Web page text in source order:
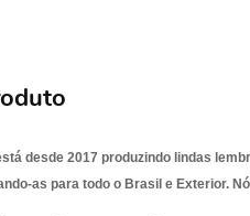
desde 2017 produzindo lindas
as para todo o Brasil e Exterior.